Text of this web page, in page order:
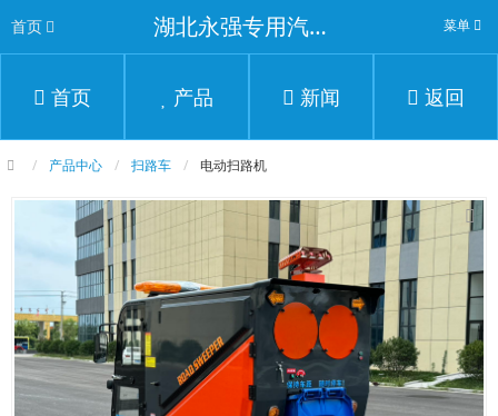
首页 湖北永强专用汽车有限公司 菜单
首页 产品 新闻 返回
产品中心 扫路车 电动扫路机